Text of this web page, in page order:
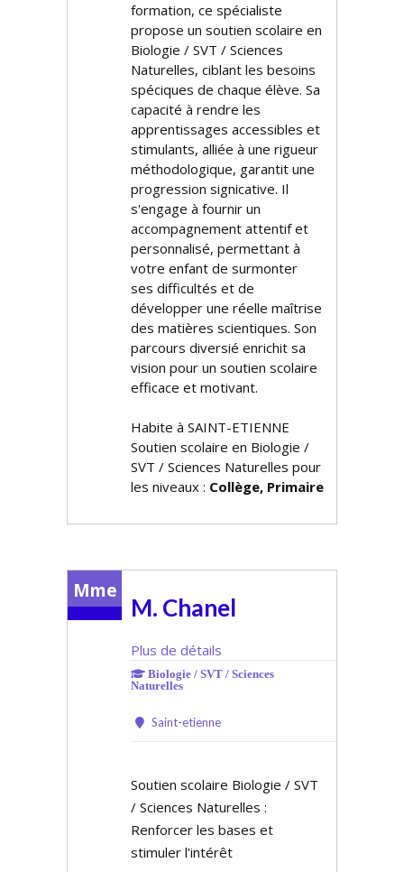
formation, ce spécialiste
propose un soutien scolaire en
Biologie / SVT / Sciences
Naturelles, ciblant les besoins
spécifiques de chaque élève. Sa
capacité à rendre les
apprentissages accessibles et
stimulants, alliée à une rigueur
méthodologique, garantit une
progression significative. Il
s'engage à fournir un
accompagnement attentif et
personnalisé, permettant à
votre enfant de surmonter
ses difficultés et de
développer une réelle maîtrise
des matières scientifiques. Son
parcours diversifié enrichit sa
vision pour un soutien scolaire
efficace et motivant.
Habite à SAINT-ETIENNE
Soutien scolaire en Biologie /
SVT / Sciences Naturelles pour
les niveaux : Collège, Primaire
Mme
M. Chanel
Plus de détails
Biologie / SVT / Sciences
Naturelles
Saint-etienne
Soutien scolaire Biologie / SVT
/ Sciences Naturelles :
Renforcer les bases et
stimuler l'intérêt